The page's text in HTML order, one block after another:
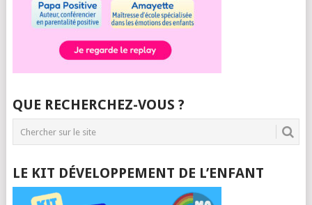
QUE RECHERCHEZ-VOUS ?
LE KIT DÉVELOPPEMENT DE L’ENFANT